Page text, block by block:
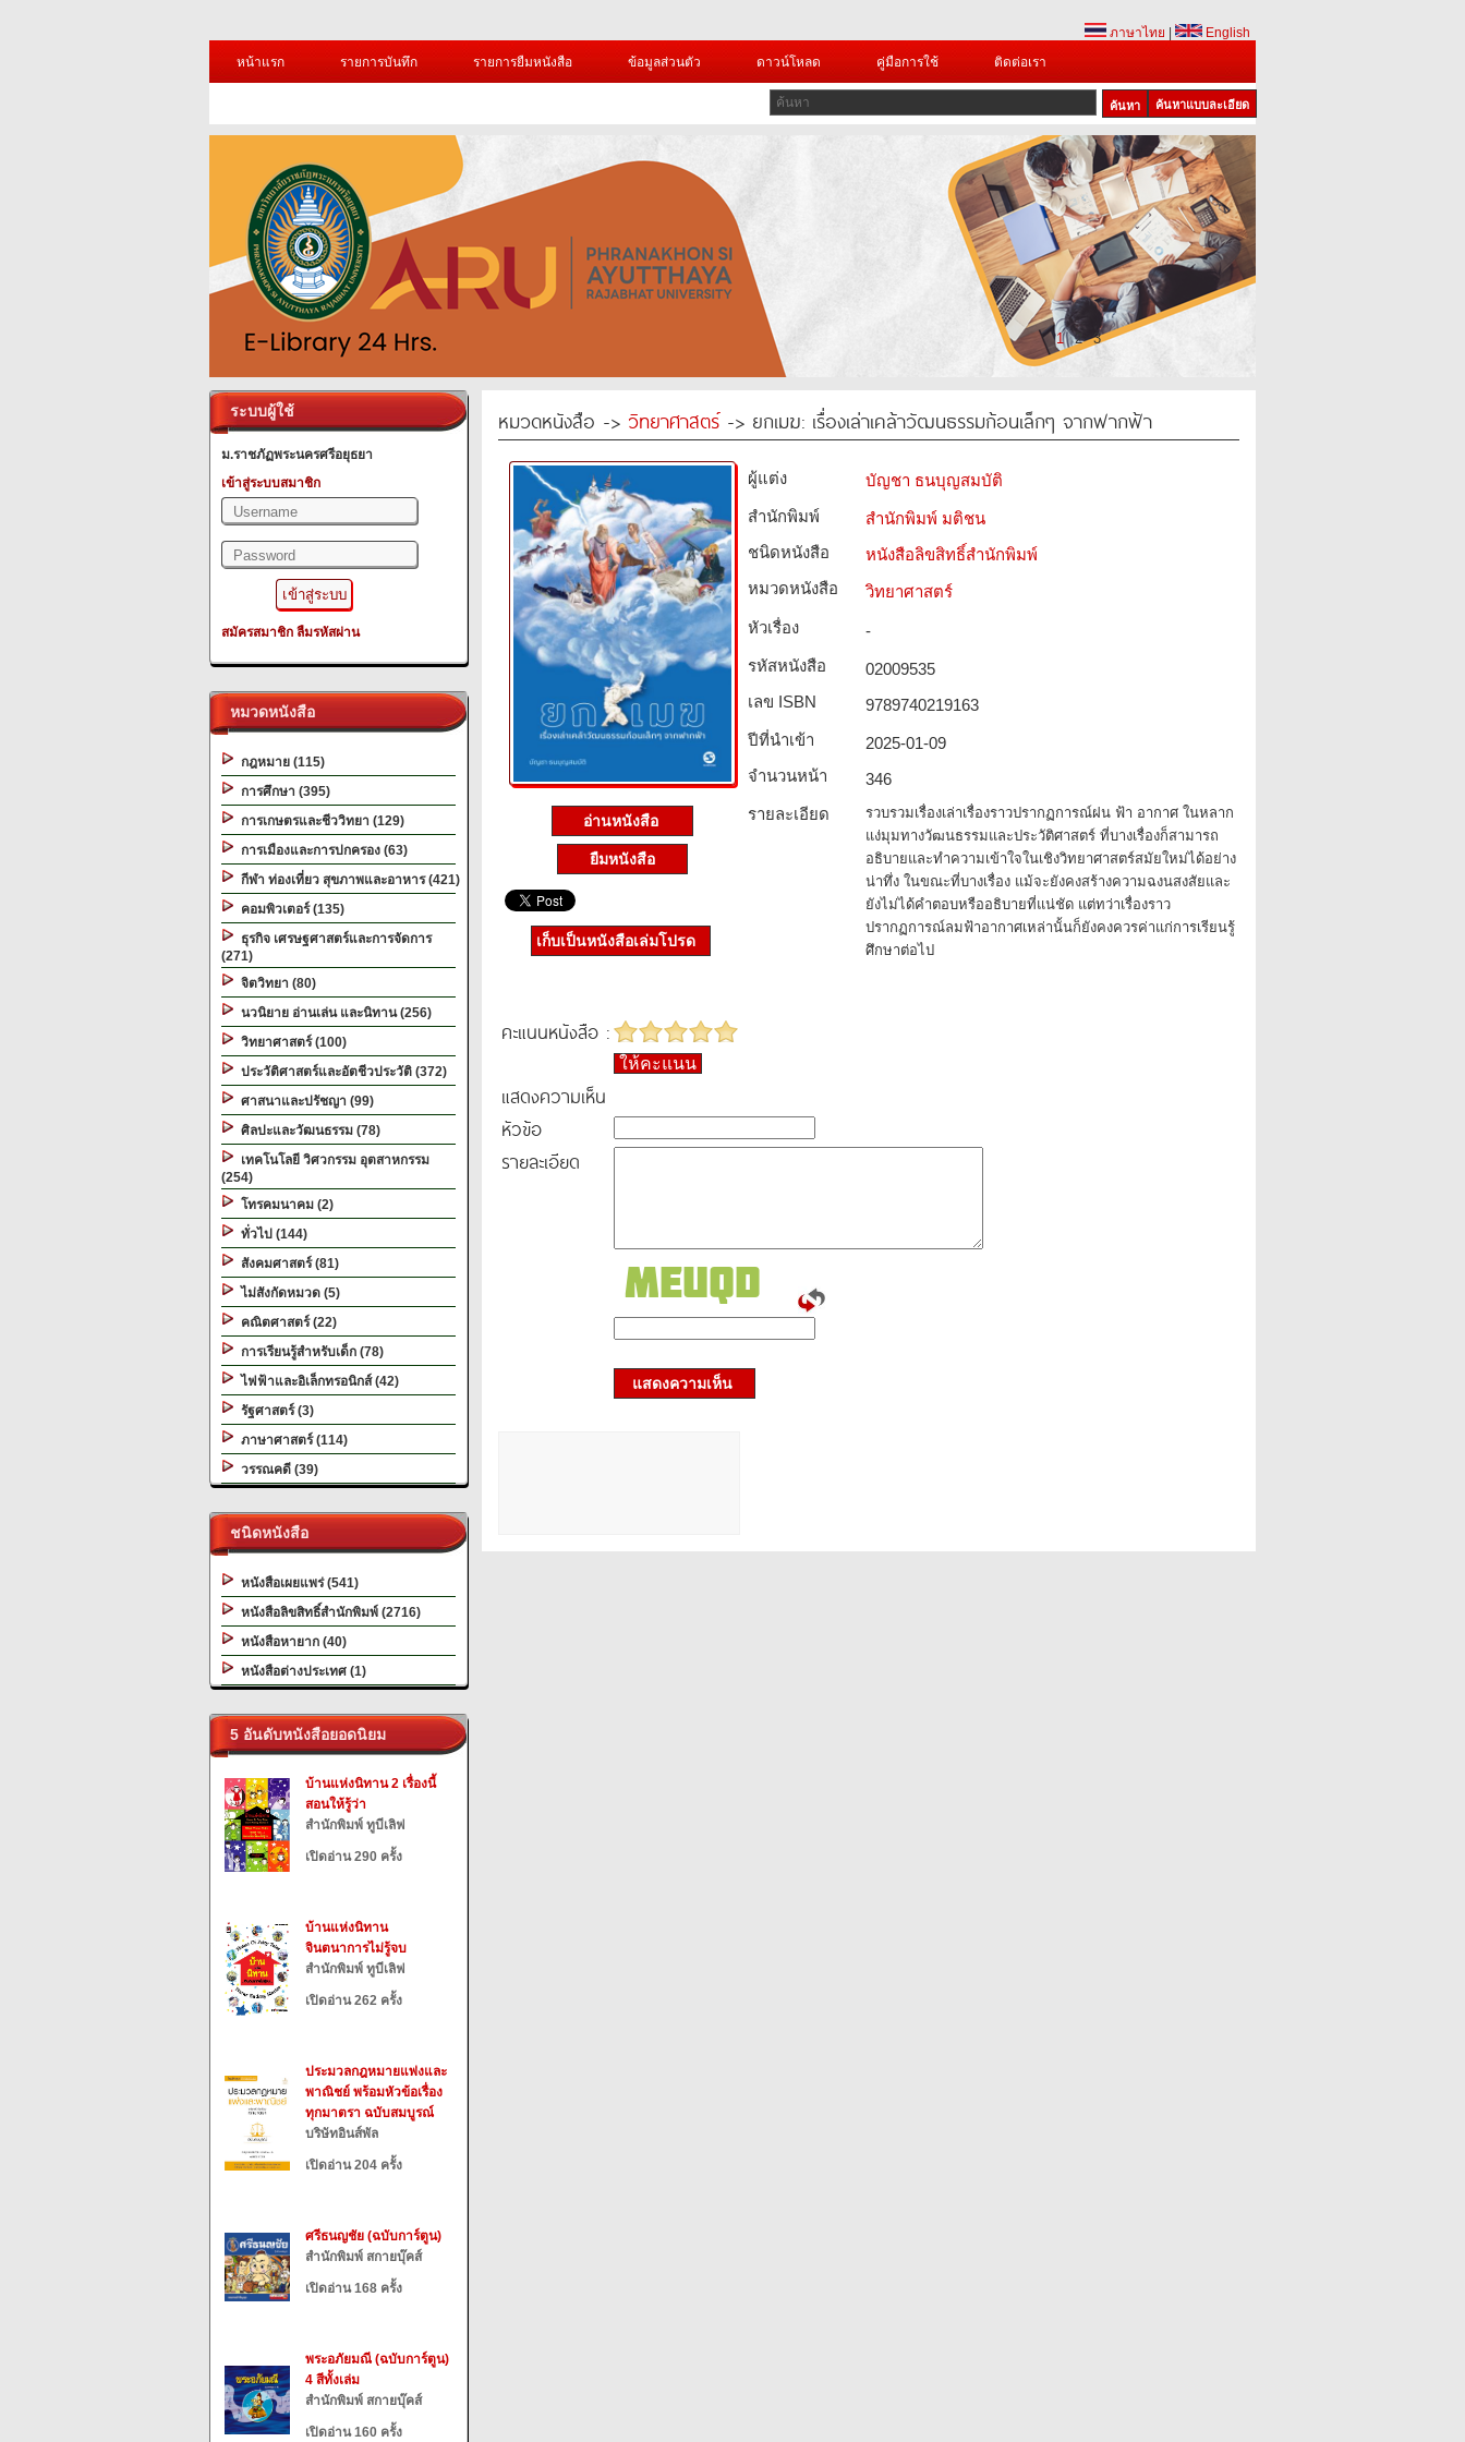
ภาษาไทย
English
หน้าแรก
รายการบันทึก รายการยืมหนังสือ ข้อมูลส่วนตัว ดาวน์โหลด คู่มือการใช้ ติดต่อเรา
ค้นหาแบบละเอียด
1 2 3
ระบบผู้ใช้
ม.ราชภัฏพระนครศรีอยุธยา
เข้าสู่ระบบสมาชิก
สมัครสมาชิก ลืมรหัสผ่าน
หมวดหนังสือ
กฎหมาย (115)
การศึกษา (395)
การเกษตรและชีววิทยา (129)
การเมืองและการปกครอง (63)
กีฬา ท่องเที่ยว สุขภาพและอาหาร (421)
คอมพิวเตอร์ (135)
ธุรกิจ เศรษฐศาสตร์และการจัดการ
(271)
จิตวิทยา (80)
นวนิยาย อ่านเล่น และนิทาน (256)
วิทยาศาสตร์ (100)
ประวัติศาสตร์และอัตชีวประวัติ (372)
ศาสนาและปรัชญา (99)
ศิลปะและวัฒนธรรม (78)
เทคโนโลยี วิศวกรรม อุตสาหกรรม
(254)
โทรคมนาคม (2)
ทั่วไป (144)
สังคมศาสตร์ (81)
ไม่สังกัดหมวด (5)
คณิตศาสตร์ (22)
การเรียนรู้สำหรับเด็ก (78)
ไฟฟ้าและอิเล็กทรอนิกส์ (42)
รัฐศาสตร์ (3)
ภาษาศาสตร์ (114)
วรรณคดี (39)
ชนิดหนังสือ
หนังสือเผยแพร่ (541)
หนังสือลิขสิทธิ์สำนักพิมพ์ (2716)
หนังสือหายาก (40)
หนังสือต่างประเทศ (1)
5 อันดับหนังสือยอดนิยม
บ้านแห่งนิทาน 2 เรื่องนี้
สอนให้รู้ว่า
สำนักพิมพ์ ทูบีเลิฟ
เปิดอ่าน 290 ครั้ง
บ้านแห่งนิทาน
จินตนาการไม่รู้จบ
สำนักพิมพ์ ทูบีเลิฟ
เปิดอ่าน 262 ครั้ง
ประมวลกฎหมายแพ่งและ
พาณิชย์ พร้อมหัวข้อเรื่อง
ทุกมาตรา ฉบับสมบูรณ์
บริษัทอินส์พัล
เปิดอ่าน 204 ครั้ง
ศรีธนญชัย (ฉบับการ์ตูน)
สำนักพิมพ์ สกายบุ๊คส์
เปิดอ่าน 168 ครั้ง
พระอภัยมณี (ฉบับการ์ตูน)
4 สีทั้งเล่ม
สำนักพิมพ์ สกายบุ๊คส์
เปิดอ่าน 160 ครั้ง
หมวดหนังสือ -> วิทยาศาสตร์-> ยกเมฆ: เรื่องเล่าเคล้าวัฒนธรรมก้อนเล็กๆ จากฟากฟ้า
อ่านหนังสือ
ยืมหนังสือ
ผู้แต่ง
บัญชา ธนบุญสมบัติ
สำนักพิมพ์
สำนักพิมพ์ มติชน
ชนิดหนังสือ­
หนังสือลิขสิทธิ์สำนักพิมพ์
หมวดหนังสือ­
วิทยาศาสตร์
หัวเรื่อง
-
รหัสหนังสือ­
02009535
เลข ISBN
9789740219163
ปีที่นำเข้า
2025-01-09
จำนวนหน้า
346
รายละเอียด
รวบรวมเรื่องเล่าเรื่องราวปรากฏการณ์ฝน ฟ้า อากาศ ในหลาก
แง่มุมทางวัฒนธรรมและประวัติศาสตร์ ที่บางเรื่องก็สามารถ
อธิบายและทำความเข้าใจในเชิงวิทยาศาสตร์สมัยใหม่ได้อย่าง
น่าทึ่ง ในขณะที่บางเรื่อง แม้จะยังคงสร้างความฉงนสงสัยและ
ยังไม่ได้คำตอบหรืออธิบายที่แน่ชัด แต่ทว่าเรื่องราว
ปรากฏการณ์ลมฟ้าอากาศเหล่านั้นก็ยังคงควรค่าแก่การเรียนรู้
ศึกษาต่อไป
เก็บเป็นหนังสือเล่มโปรด
คะแนนหนังสือ :
ให้คะแนน
แสดงความเห็น
หัวข้อ
รายละเอียด
แสดงความเห็น